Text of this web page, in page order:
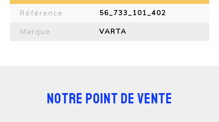
Référence 56_733_101_402
Marque VARTA
NOTRE POINT DE VENTE